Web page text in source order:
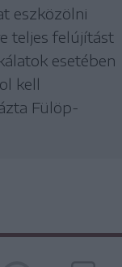
eszközölni
teljes felújítást
esetében
kell
Fülöp-